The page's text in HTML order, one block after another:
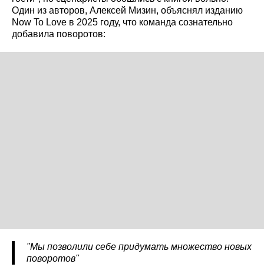
Один из авторов, Алексей Мизин, объяснял изданию
Now To Love в 2025 году, что команда сознательно
добавила поворотов:
"Мы позволили себе придумать множество новых
поворотов"